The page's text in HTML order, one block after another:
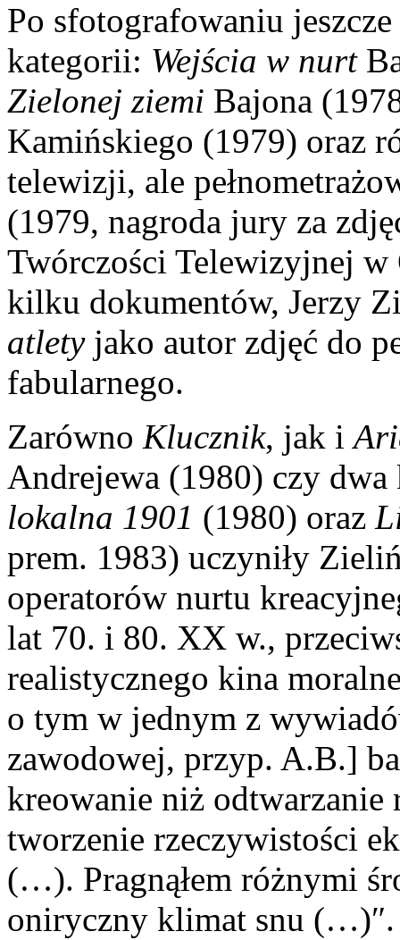
Po sfotografowaniu
kategorii: Wejścia w nurt
Zielonej ziemi Bajona
Kamińskiego (1979) oraz
telewizji, ale
(1979, nagroda jury za
Twórczości Telewizyjnej
kilku dokumentów, Jerzy
atletyjako autor zdjęć do
fabularnego.
Zarówno Klucznik, jak i
Andrejewa (1980) czy
lokalna 1901 (1980) oraz
prem. 1983) uczyniły
operatorów nurtu
lat 70. i 80. XX w.,
realistycznego kina
o tym w jednym z
zawodowej, przyp. A.B.]
kreowanie niż odtwarzanie
tworzenie rzeczywistości
(…). Pragnąłem różnymi
oniryczny klimat snu (…)″.